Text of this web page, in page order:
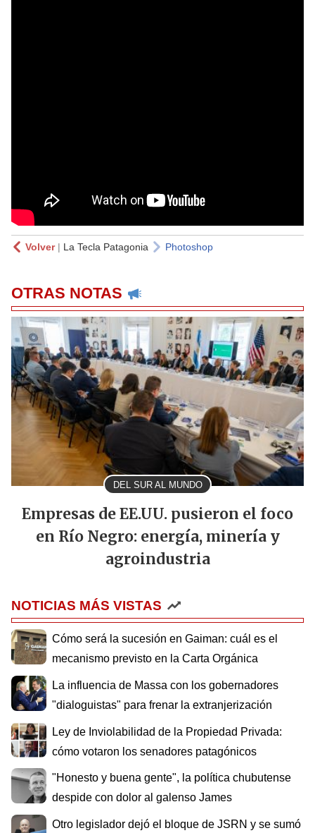
Volver| La Tecla Patagonia Photoshop
OTRAS NOTAS
DEL SUR AL MUNDO
Empresas de EE.UU. pusieron el foco
en Río Negro: energía, minería y
agroindustria
NOTICIAS MÁS VISTAS
Cómo será la sucesión en Gaiman: cuál es el
mecanismo previsto en la Carta Orgánica
La influencia de Massa con los gobernadores
"dialoguistas" para frenar la extranjerización
Ley de Inviolabilidad de la Propiedad Privada:
cómo votaron los senadores patagónicos
"Honesto y buena gente", la política chubutense
despide con dolor al galenso James
Otro legislador dejó el bloque de JSRN y se sumó